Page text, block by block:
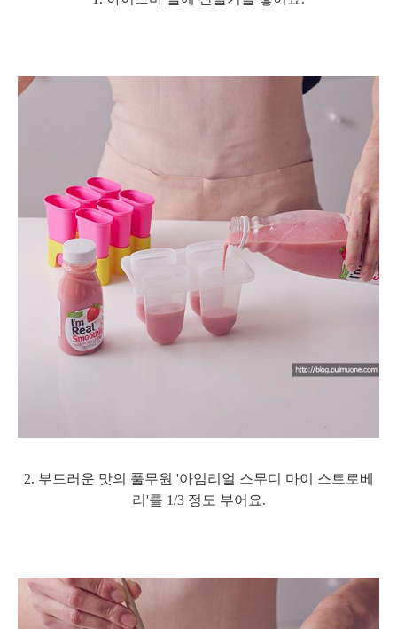
2. 부드러운 맛의 풀무원 '아임리얼 스무디 마이 스트로베
리'를 1/3 정도 부어요.